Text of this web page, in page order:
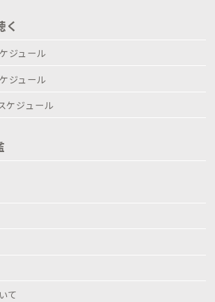
く
ジュール
ジュール
ケジュール
て